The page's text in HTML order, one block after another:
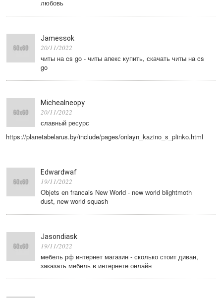
любовь
Jamessok
20/11/2022
читы на cs go - читы апекс купить, скачать читы на cs
go
Michealneopy
20/11/2022
славный ресурс
https://planetabelarus.by/include/pages/onlayn_kazino_s_plinko.html
Edwardwaf
19/11/2022
Objets en francais New World - new world blightmoth
dust, new world squash
Jasondiask
19/11/2022
мебель рф интернет магазин - сколько стоит диван,
заказать мебель в интернете онлайн